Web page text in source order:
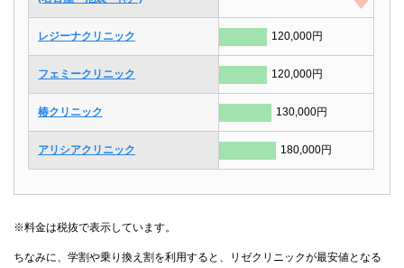
レジーナクリニック 120,000円
フェミークリニック 120,000円
椿クリニック 130,000円
アリシアクリニック 180,000円
※料金は税抜で表示しています。
ちなみに、学割や乗り換え割を利用すると、リゼクリニックが最安値となる